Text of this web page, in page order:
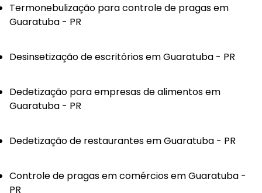
Termonebulização para controle de pragas em
Guaratuba - PR
Desinsetização de escritórios em Guaratuba - PR
Dedetização para empresas de alimentos em
Guaratuba - PR
Dedetização de restaurantes em Guaratuba - PR
Controle de pragas em comércios em Guaratuba -
PR